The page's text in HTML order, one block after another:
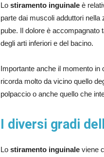
Lo stiramento inguinale è
parte dai muscoli adduttori nella
pube. Il dolore è accompagnato
degli arti inferiori e del bacino.
Importante anche il momento
ricorda molto da vicino quello
polpaccio o anche quello che
I diversi gradi
Lo stiramento inguinale viene